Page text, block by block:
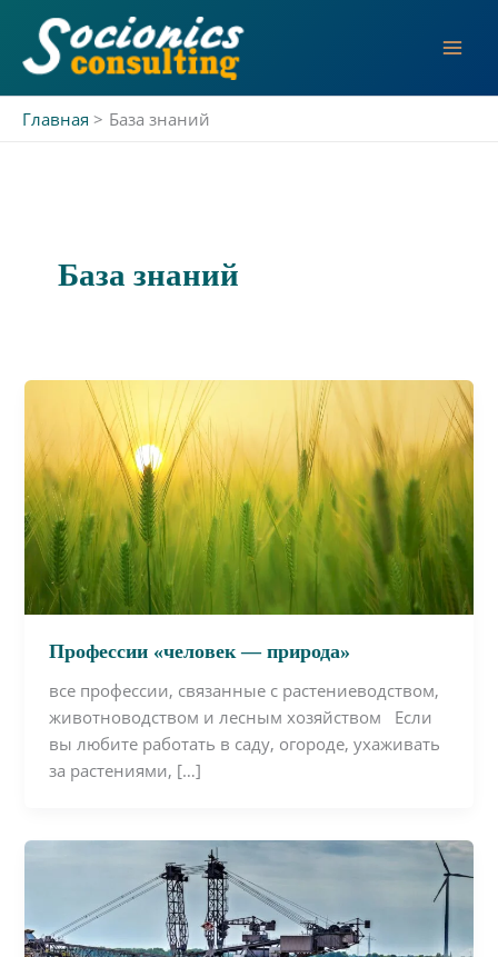
Перейти
содержимому
Главная База знаний
База знаний
Профессии «человек — природа»
все профессии, связанные с растениеводством,
животноводством и лесным хозяйством Если
вы любите работать в саду, огороде, ухаживать
за растениями, […]